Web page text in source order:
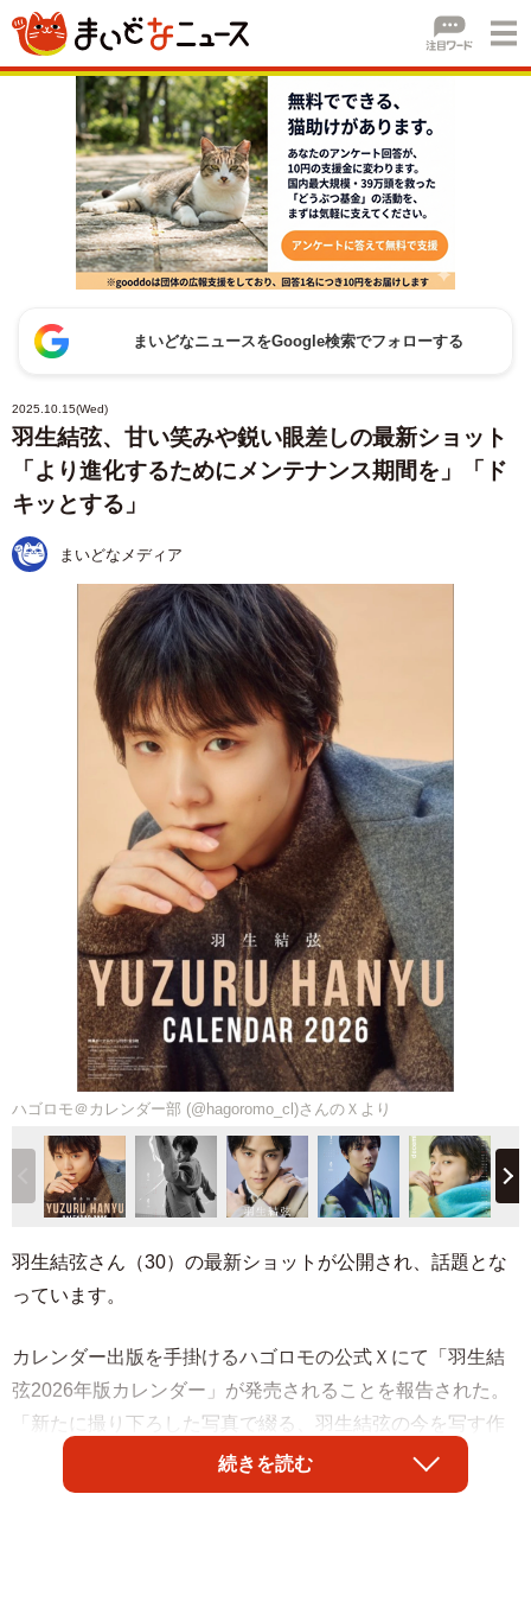
まいどなニュースをGoogle検索でフォローする
2025.10.15(Wed)
羽生結弦、甘い笑みや鋭い眼差しの最新ショット
「より進化するためにメンテナンス期間を」「ド
キッとする」
まいどなメディア
ハゴロモ＠カレンダー部 (@hagoromo_cl)さんのＸより
羽生結弦さん（30）の最新ショットが公開され、話題とな
っています。
カレンダー出版を手掛けるハゴロモの公式Ｘにて「羽生結
弦2026年版カレンダー」が発売されることを報告された。
「新たに撮り下ろした写真で綴る、羽生結弦の今を写す作
品集のような一冊 」とし、公開された枚6の写真には、季
節に合わせた服装や髪型で登場し、マフラーに包まれ柔ら
続きを読む